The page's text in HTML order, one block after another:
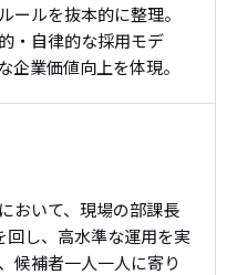
ールを抜本的に整理。
・自律的な採用モデ
企業価値向上を体現。
おいて、現場の部課長
回し、高水準な運用を実
候補者一人一人に寄り